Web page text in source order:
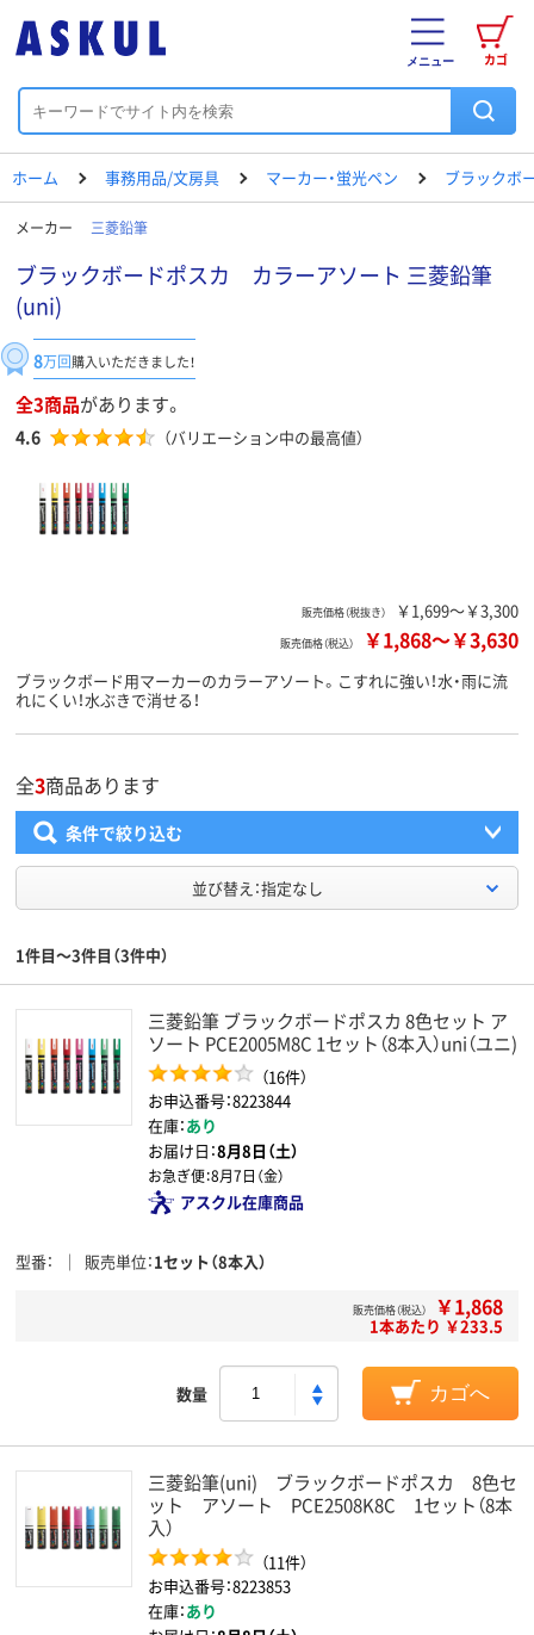
カゴ
メニュー
ホーム 事務用品/文房具 マーカー・蛍光ペン ブラックボ
メーカー 三菱鉛筆
ブラックボードポスカ カラーアソート 三菱鉛筆
(uni)
8万回購入いただきました！
全3商品があります。
4.6 （バリエーション中の最高値）
販売価格（税抜き） ￥1,699～￥3,300
販売価格（税込） ￥1,868～￥3,630
ブラックボード用マーカーのカラーアソート。こすれに強い！水・雨に流
れにくい！水ぶきで消せる！
全3商品あります
条件で絞り込む
並び替え：指定なし
1件目～3件目（3件中）
三菱鉛筆 ブラックボードポスカ 8色セット ア
ソート PCE2005M8C 1セット（8本入）uni（ユニ)
（16件）
お申込番号：8223844
在庫：あり
お届け日：8月8日（土）
お急ぎ便：8月7日（金）
アスクル在庫商品
型番 販売単位 1セット（8本入）
販売価格（税込） ￥1,868
1本あたり ￥233.5
数量 カゴへ
三菱鉛筆(uni) ブラックボードポスカ 8色セ
ット アソート PCE2508K8C 1セット（8本
入）
（11件）
お申込番号：8223853
在庫：あり